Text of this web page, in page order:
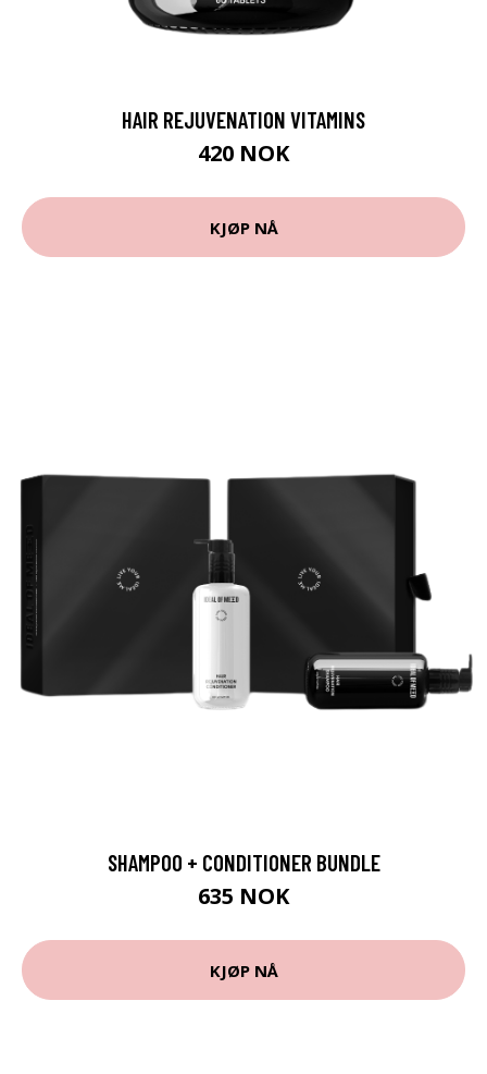
HAIR REJUVENATION VITAMINS
420 NOK
KJØP NÅ
SHAMPOO + CONDITIONER BUNDLE
635 NOK
KJØP NÅ